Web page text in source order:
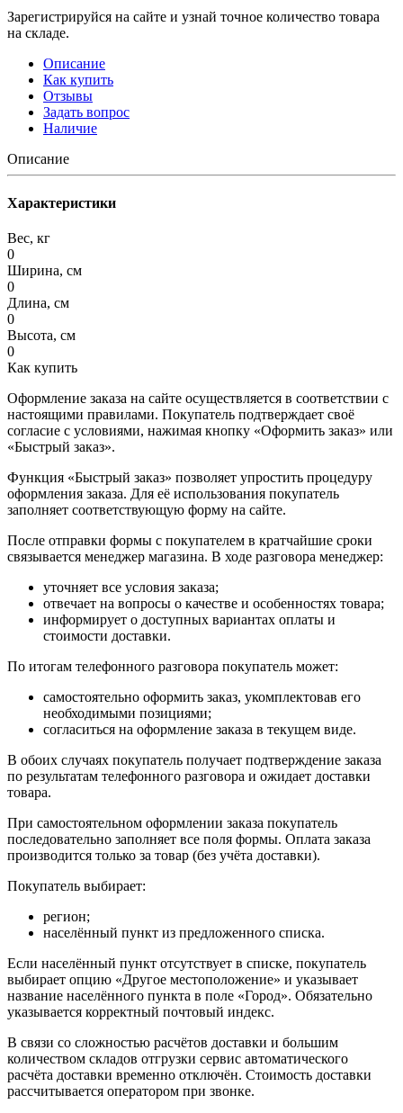
Зарегистрируйся на сайте и узнай точное количество товара
на складе.
Описание
Как купить
Отзывы
Задать вопрос
Наличие
Описание
Характеристики
Вес, кг
0
Ширина, см
0
Длина, см
0
Высота, см
0
Как купить
Оформление заказа на сайте осуществляется в соответствии с
настоящими правилами. Покупатель подтверждает своё
согласие с условиями, нажимая кнопку «Оформить заказ» или
«Быстрый заказ».
Функция «Быстрый заказ» позволяет упростить процедуру
оформления заказа. Для её использования покупатель
заполняет соответствующую форму на сайте.
После отправки формы с покупателем в кратчайшие сроки
связывается менеджер магазина. В ходе разговора менеджер:
уточняет все условия заказа;
отвечает на вопросы о качестве и особенностях товара;
информирует о доступных вариантах оплаты и
стоимости доставки.
По итогам телефонного разговора покупатель может:
самостоятельно оформить заказ, укомплектовав его
необходимыми позициями;
согласиться на оформление заказа в текущем виде.
В обоих случаях покупатель получает подтверждение заказа
по результатам телефонного разговора и ожидает доставки
товара.
При самостоятельном оформлении заказа покупатель
последовательно заполняет все поля формы. Оплата заказа
производится только за товар (без учёта доставки).
Покупатель выбирает:
регион;
населённый пункт из предложенного списка.
Если населённый пункт отсутствует в списке, покупатель
выбирает опцию «Другое местоположение» и указывает
название населённого пункта в поле «Город». Обязательно
указывается корректный почтовый индекс.
В связи со сложностью расчётов доставки и большим
количеством складов отгрузки сервис автоматического
расчёта доставки временно отключён. Стоимость доставки
рассчитывается оператором при звонке.